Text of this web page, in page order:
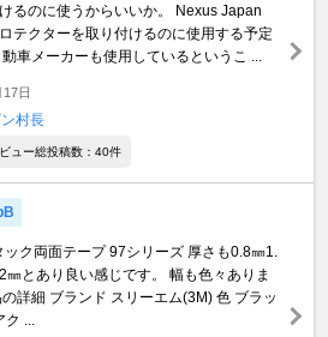
るのに使うからいいか。 Nexus Japan
テクターを取り付けるのに使用する予定
車メーカーも使用しているというこ ...
日
村長
ュー総投稿数：40件
ック両面テープ 97シリーズ 厚さも0.8㎜1.
㎜とあり良い感じです。 幅も色々ありま
詳細 ブランド スリーエム(3M) 色 ブラッ
ク ...